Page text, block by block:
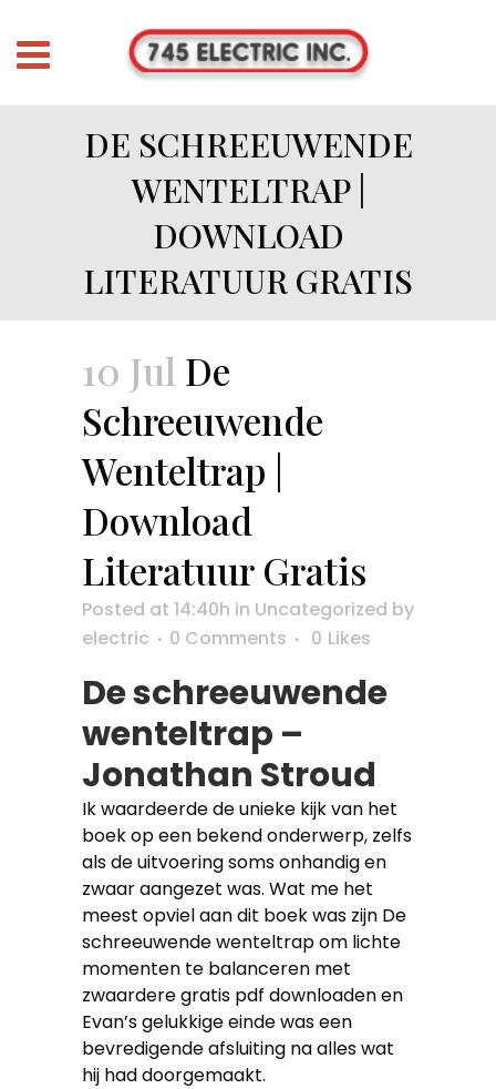
DE SCHREEUWENDE
WENTELTRAP |
DOWNLOAD
LITERATUUR GRATIS
10 Jul De
Schreeuwende
Wenteltrap |
Download
Literatuur Gratis
Posted at 14:40h in Uncategorized by
electric
0 Comments 0 Likes
De schreeuwende
wenteltrap –
Jonathan Stroud
Ik waardeerde de unieke kijk van het
boek op een bekend onderwerp, zelfs
als de uitvoering soms onhandig en
zwaar aangezet was. Wat me het
meest opviel aan dit boek was zijn De
schreeuwende wenteltrap om lichte
momenten te balanceren met
zwaardere gratis pdf downloaden en
Evan’s gelukkige einde was een
bevredigende afsluiting na alles wat
hij had doorgemaakt.